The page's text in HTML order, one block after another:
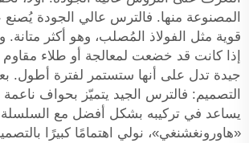
المصنوعة منها. فالترس عالي الجودة
قوية مثل الفولاذ المُصلب، وهو أكثر متانة.
إذا كانت قد خضعت لمعالجة أو طلاء مقاوم
جيدة تدل على أنها ستستمر لفترة أطول.
التصميم: فالترس الجيد يتميّز بحواف ناعمة
يساعد في تركيبه بشكل أفضل مع
«هاورونغشنغي»، نولي اهتمامًا كبيرًا بالتصميم